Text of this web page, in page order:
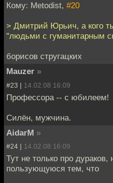
Кому: Metodist, #20
> Дмитрий Юрьич, а кого
"людьми с гуманитарным
борисов стругацких
Mauzer »
#23 | 14.02.08 16:09
Профессора -- с юбилеем!
Силён, мужчина.
AidarM »
#24 | 14.02.08 16:09
Тут не только про
пользующуюся тем, что